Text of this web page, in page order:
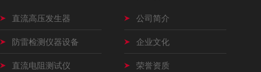
直流高压发生器
防雷检测仪器设备
直流电阻测试仪
公司简介
企业文化
荣誉资质